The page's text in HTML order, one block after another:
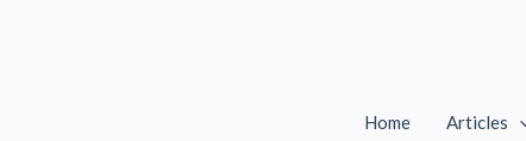
Home Articles